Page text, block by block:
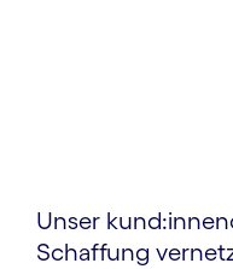
Unser
Schaffung